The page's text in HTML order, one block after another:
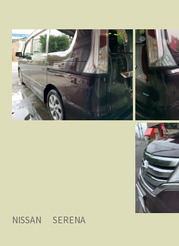
NISSAN SERENA